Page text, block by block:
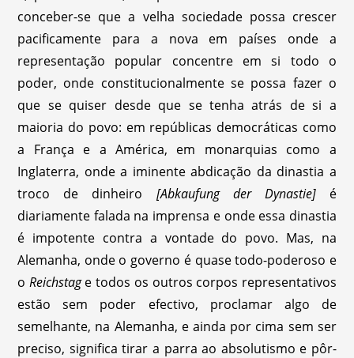
conceber-se que a velha sociedade possa crescer
pacificamente para a nova em países onde a
representação popular concentre em si todo o
poder, onde constitucionalmente se possa fazer o
que se quiser desde que se tenha atrás de si a
maioria do povo: em repúblicas democráticas como
a França e a América, em monarquias como a
Inglaterra, onde a iminente abdicação da dinastia a
troco de dinheiro [Abkaufung der Dynastie] é
diariamente falada na imprensa e onde essa dinastia
é impotente contra a vontade do povo. Mas, na
Alemanha, onde o governo é quase todo-poderoso e
o Reichstage todos os outros corpos representativos
estão sem poder efectivo, proclamar algo de
semelhante, na Alemanha, e ainda por cima sem ser
preciso, significa tirar a parra ao absolutismo e pôr-